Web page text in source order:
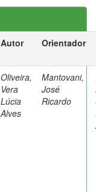
Autor Orientador
Oliveira,
Vera
Lúcia
Alves
Mantovani,
José
Ricardo